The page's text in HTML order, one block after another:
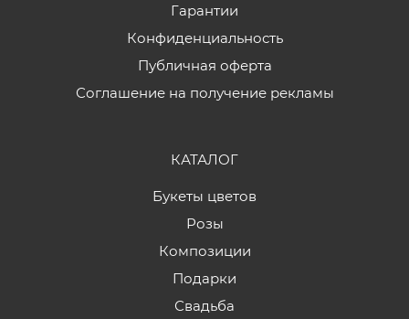
Гарантии
Конфиденциальность
Публичная оферта
Соглашение на получение рекламы
КАТАЛОГ
Букеты цветов
Розы
Композиции
Подарки
Свадьба